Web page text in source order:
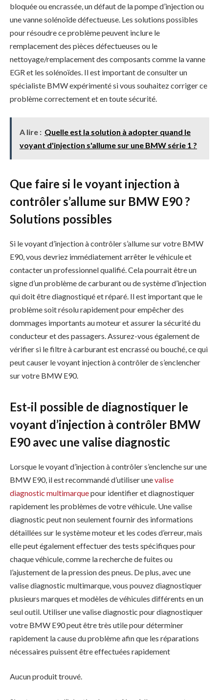
bloquée ou encrassée, un défaut de la pompe d’injection ou
une vanne solénoïde défectueuse. Les solutions possibles
pour résoudre ce problème peuvent inclure le
remplacement des pièces défectueuses ou le
nettoyage/remplacement des composants comme la vanne
EGR et les solénoïdes. Il est important de consulter un
spécialiste BMW expérimenté si vous souhaitez corriger ce
problème correctement et en toute sécurité.
A lire : Quelle est la solution à adopter quand le
voyant d'injection s'allume sur une BMW série 1 ?
Que faire si le voyant injection à
contrôler s’allume sur BMW E90 ?
Solutions possibles
Si le voyant d’injection à contrôler s’allume sur votre BMW
E90, vous devriez immédiatement arrêter le véhicule et
contacter un professionnel qualifié. Cela pourrait être un
signe d’un problème de carburant ou de système d’injection
qui doit être diagnostiqué et réparé. Il est important que le
problème soit résolu rapidement pour empêcher des
dommages importants au moteur et assurer la sécurité du
conducteur et des passagers. Assurez-vous également de
vérifier si le filtre à carburant est encrassé ou bouché, ce qui
peut causer le voyant injection à contrôler de s’enclencher
sur votre BMW E90.
Est-il possible de diagnostiquer le
voyant d’injection à contrôler BMW
E90 avec une valise diagnostic
Lorsque le voyant d’injection à contrôler s’enclenche sur une
BMW E90, il est recommandé d’utiliser unevalise
diagnostic multimarquepour identifier et diagnostiquer
rapidement les problèmes de votre véhicule. Une valise
diagnostic peut non seulement fournir des informations
détaillées sur le système moteur et les codes d’erreur, mais
elle peut également effectuer des tests spécifiques pour
chaque véhicule, comme la recherche de fuites ou
l’ajustement de la pression des pneus. De plus, avec une
valise diagnostic multimarque, vous pouvez diagnostiquer
plusieurs marques et modèles de véhicules différents en un
seul outil. Utiliser une valise diagnostic pour diagnostiquer
votre BMW E90 peut être très utile pour déterminer
rapidement la cause du problème afin que les réparations
nécessaires puissent être effectuées rapidement
Aucun produit trouvé.